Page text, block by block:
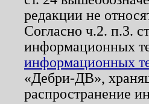
редакции не
Согласно ч.2. п.3.
информационных
информационных
«Дебри-ДВ»,
распространение